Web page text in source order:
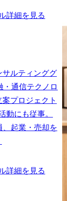
詳細を見る
ルティンググ
・通信テクノロ
プロジェクト
動にも従事。
、起業・売却を
詳細を見る